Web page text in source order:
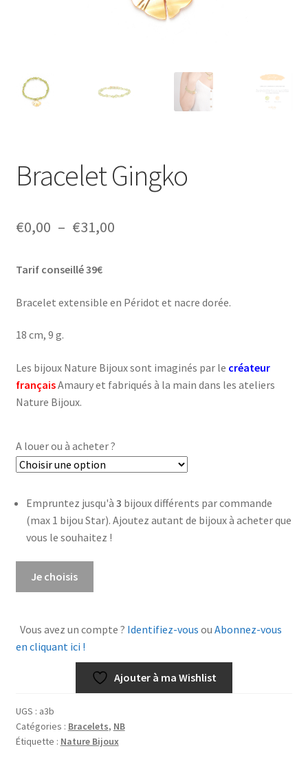
Bracelet Gingko
€0,00 – €31,00Plage
€0,00
Tarif conseillé 39€
Bracelet extensible en Péridot et nacre dorée.
18 cm, 9 g.
Les bijoux Nature Bijoux sont imaginés par le créateur
françaisAmaury et fabriqués à la main dans les ateliers
Nature Bijoux.
A louer ou à acheter ?
Empruntez jusqu'à 3 bijoux différents par commande
(max 1 bijou Star). Ajoutez autant de bijoux à acheter que
vous le souhaitez !
Je choisis
Vous avez un compte ? Identifiez-vous ou Abonnez-vous
en cliquant ici !
Ajouter à ma Wishlist
UGS : a3b
Catégories : Bracelets, NB
Étiquette : Nature Bijoux